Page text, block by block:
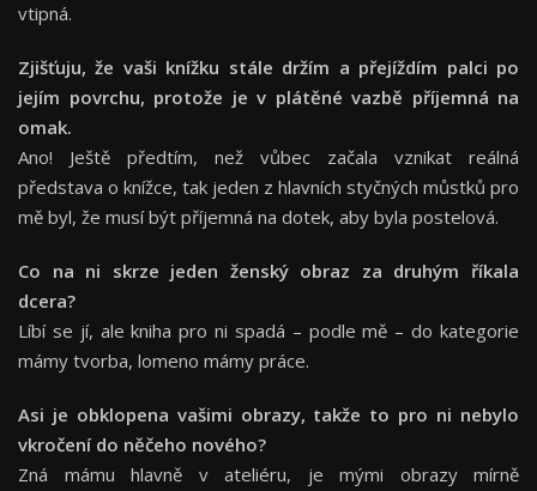
vtipná.
Zjišťuju, že vaši knížku stále držím a přejíždím palci po
jejím povrchu, protože je v plátěné vazbě příjemná na
omak.
Ano! Ještě předtím, než vůbec začala vznikat reálná
představa o knížce, tak jeden z hlavních styčných můstků pro
mě byl, že musí být příjemná na dotek, aby byla postelová.
Co na ni skrze jeden ženský obraz za druhým říkala
dcera?
Líbí se jí, ale kniha pro ni spadá – podle mě – do kategorie
mámy tvorba, lomeno mámy práce.
Asi je obklopena vašimi obrazy, takže to pro ni nebylo
vkročení do něčeho nového?
Zná mámu hlavně v ateliéru, je mými obrazy mírně